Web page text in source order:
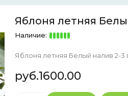
Яблоня летняя
Наличие:
Яблоня летняя Белый налив 2-3
руб.1600.00